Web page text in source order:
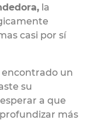
la
casi por sí
encontrado un
su
a que
más